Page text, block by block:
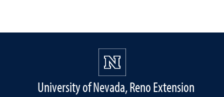
University of Nevada, Reno Extension